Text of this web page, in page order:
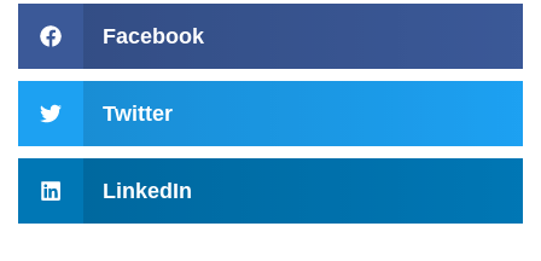
Facebook
Twitter
LinkedIn